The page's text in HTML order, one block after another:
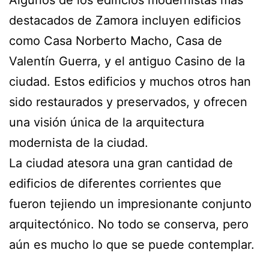
destacados de Zamora incluyen edificios
como Casa Norberto Macho, Casa de
Valentín Guerra, y el antiguo Casino de la
ciudad. Estos edificios y muchos otros han
sido restaurados y preservados, y ofrecen
una visión única de la arquitectura
modernista de la ciudad.
La ciudad atesora una gran cantidad de
edificios de diferentes corrientes que
fueron tejiendo un impresionante conjunto
arquitectónico. No todo se conserva, pero
aún es mucho lo que se puede contemplar.